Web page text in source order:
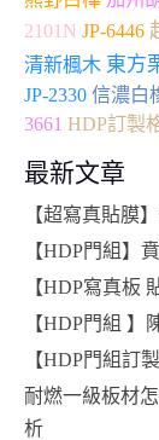
2101N JP-6446
清新楓木 東方
JP-2330 信濃白
3661 HDP訂製
最新文章
【超寫真貼膜
【HDP門組】
【HDP寫真板
【HDP門組 】
【HDP門組訂
耐燃一級板材
析